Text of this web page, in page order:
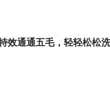
效通通五毛，轻轻松松洗